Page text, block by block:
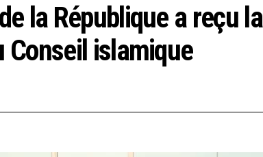
la République a reçu la
Conseil islamique